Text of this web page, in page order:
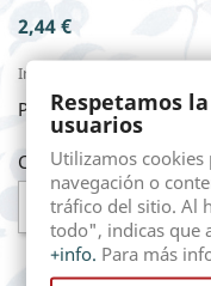
2,44 €
Impuestos incluidos
PAÑUELO SEÑORA
Cantidad

Respetamos
usuarios
Utilizamos
navegación o
tráfico del sitio. Al
todo", indicas que
+info. Para más